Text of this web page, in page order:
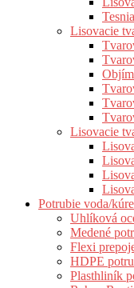
Lisovacie
Lisovacie
Potrubie voda/
Uhlíková
Medené
Flexi
HDPE
Plasthliník